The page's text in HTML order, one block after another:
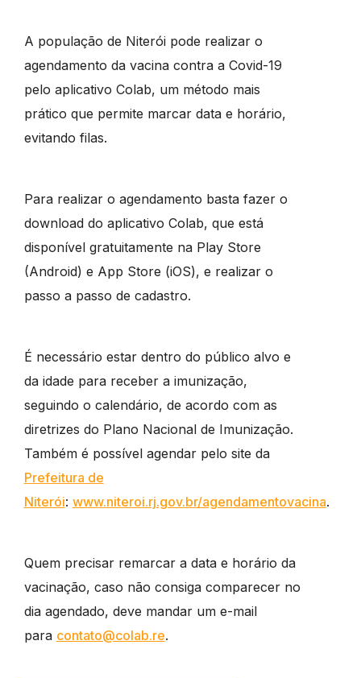
A população de Niterói pode realizar o
agendamento da vacina contra a Covid-19
pelo aplicativo Colab, um método mais
prático que permite marcar data e horário,
evitando filas.
Para realizar o agendamento basta fazer o
download do aplicativo Colab, que está
disponível gratuitamente na Play Store
(Android) e App Store (iOS), e realizar o
passo a passo de cadastro.
É necessário estar dentro do público alvo e
da idade para receber a imunização,
seguindo o calendário, de acordo com as
diretrizes do Plano Nacional de Imunização.
Também é possível agendar pelo site da
Prefeitura de
Niterói: www.niteroi.rj.gov.br/agendamentovacina.
Quem precisar remarcar a data e horário da
vacinação, caso não consiga comparecer no
dia agendado, deve mandar um e-mail
para contato@colab.re.